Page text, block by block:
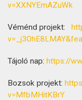
v=XXNYEmAZuWk
Véménd projekt:
Tájoló nap: https://
Bozsok projekt:
v=MfbMHitKBrY